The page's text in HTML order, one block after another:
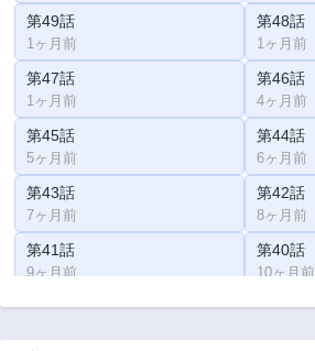
第49話
1ヶ月前
第48話
1ヶ月前
第47話
1ヶ月前
第46話
4ヶ月前
第45話
5ヶ月前
第44話
6ヶ月前
第43話
7ヶ月前
第42話
8ヶ月前
第41話
9ヶ月前
第40話
10ヶ月前
第39話 第38話